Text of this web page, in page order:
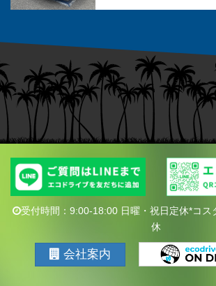
受付時間：9:00-18:00 日曜・祝日定休*コス
休
会社案内